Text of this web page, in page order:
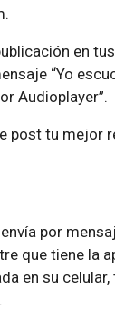
en
“Yo
Audioplayer”.
post tu mejor
por
que tiene la
en su celular,